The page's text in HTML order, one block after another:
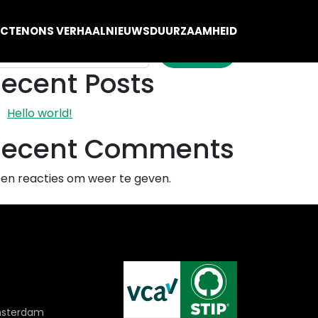
ONS VERHAALNIEUWSDUURZAAMHEID
Posts
Hello world!
Comments
reacties om weer te geven.